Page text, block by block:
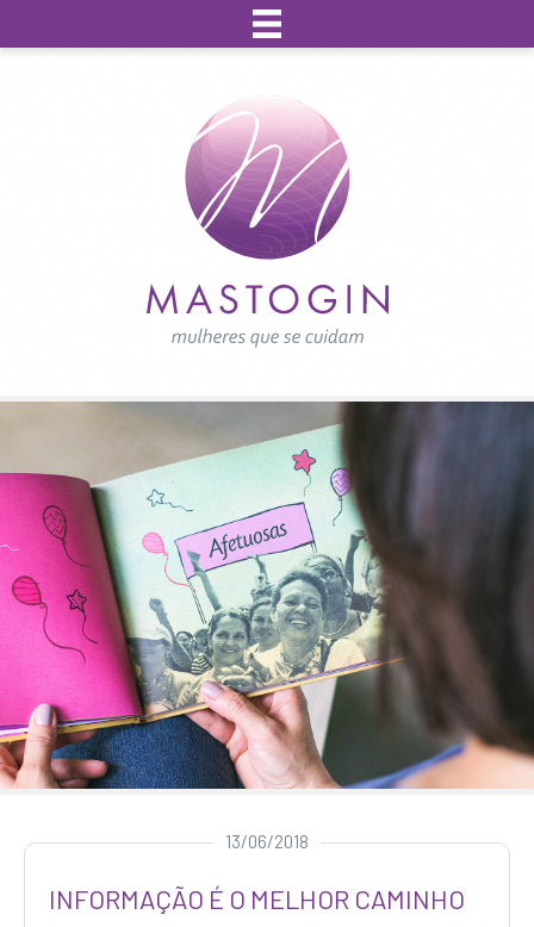
13/06/2018
INFORMAÇÃO É O MELHOR CAMINHO